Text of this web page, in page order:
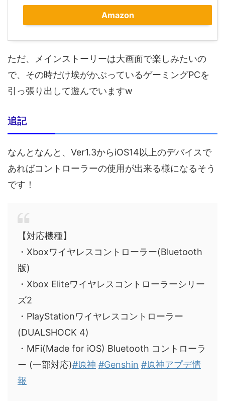
Amazon
ただ、メインストーリーは大画面で楽しみたいの
で、その時だけ埃がかぶっているゲーミングPCを
引っ張り出して遊んでいますw
追記
なんとなんと、Ver1.3からiOS14以上のデバイスで
あればコントローラーの使用が出来る様になるそう
です！
【対応機種】
・Xboxワイヤレスコントローラー(Bluetooth
版)
・Xbox Eliteワイヤレスコントローラーシリー
ズ2
・PlayStationワイヤレスコントローラー
(DUALSHOCK 4)
・MFi(Made for iOS) Bluetooth コントローラ
ー (一部対応)#原神 #Genshin #原神アプデ情
報